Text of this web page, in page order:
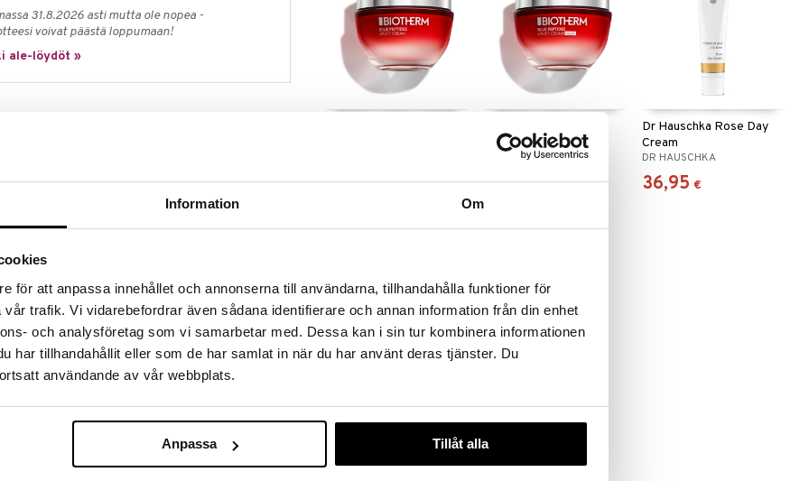
Information Om
för att anpassa innehållet och annonserna till användarna, tillhandahålla funktioner för
trafik. Vi vidarebefordrar även sådana identifierare och annan information från din enhet
och analysföretag som vi samarbetar med. Dessa kan i sin tur kombinera informationen
har tillhandahållit eller som de har samlat in när du har använt deras tjänster. Du
användande av vår webbplats.
Anpassa Tillåt alla
31.8.2026 asti mutta ole nopea -
voivat päästä loppumaan!
ale-löydöt »
joka on kehitetty herkälle iholle ja tarjoaa
ajan samalla kun se tasapainottaa ihon omaa
ihon kolmea pääasiallista merkkiä: punoitusta,
ihon luonnollista vastustuskykyä ärsytyksiä
testattu. Parhaan tuloksen
herkän ihon sarjaa, esimerkiksi päivävoiteemme
& kireyttä
aikana
ihoärsytystä vastaan
hieromalla hellävaraisesti pyörivin liikkein
96,95 €
Cream Night
BIOTHERM
102,95 €
Dr Hauschka Rose Day
Cream
DR HAUSCHKA
36,95 €
Ultimate Repair
Moisturizer
ELIZABETH ARDEN